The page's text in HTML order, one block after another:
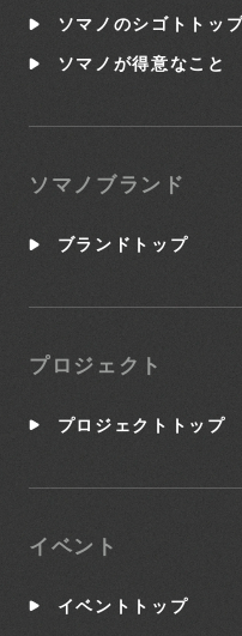
ソマノのシゴトトッ
ソマノが得意なこと
ソマノブランド
ブランドトップ
プロジェクト
プロジェクトトップ
イベント
イベントトップ